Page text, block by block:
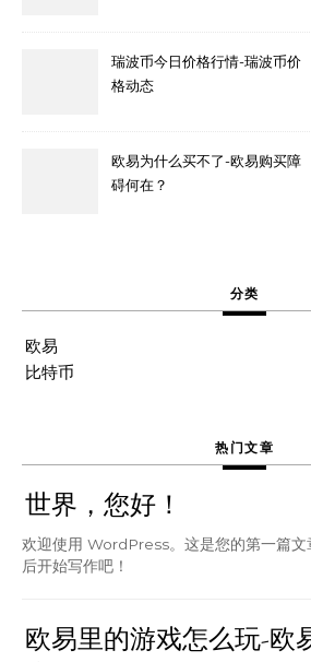
瑞波币今日价格行情-瑞波币价
格动态
欧易为什么买不了-欧易购买障
碍何在？
分类
欧易
比特币
热门文章
世界，您好！
欢迎使用 WordPress。这是您的第一篇文
后开始写作吧！
欧易里的游戏怎么玩-欧